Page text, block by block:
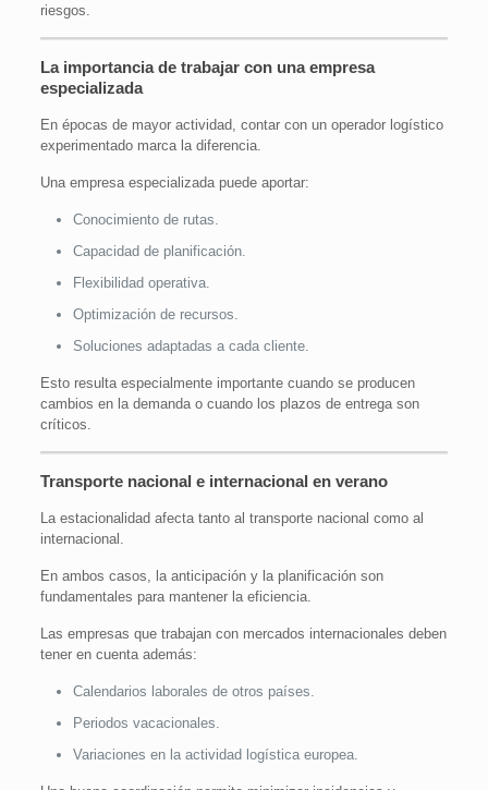
riesgos.
La importancia de trabajar con una empresa
especializada
En épocas de mayor actividad, contar con un operador logístico
experimentado marca la diferencia.
Una empresa especializada puede aportar:
Conocimiento de rutas.
Capacidad de planificación.
Flexibilidad operativa.
Optimización de recursos.
Soluciones adaptadas a cada cliente.
Esto resulta especialmente importante cuando se producen
cambios en la demanda o cuando los plazos de entrega son
críticos.
Transporte nacional e internacional en verano
La estacionalidad afecta tanto al transporte nacional como al
internacional.
En ambos casos, la anticipación y la planificación son
fundamentales para mantener la eficiencia.
Las empresas que trabajan con mercados internacionales deben
tener en cuenta además:
Calendarios laborales de otros países.
Periodos vacacionales.
Variaciones en la actividad logística europea.